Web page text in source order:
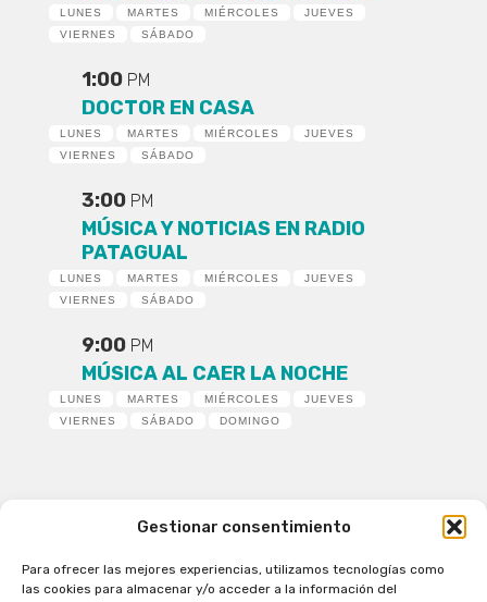
Gestionar consentimiento
Para ofrecer las mejores experiencias, utilizamos tecnologías como
las cookies para almacenar y/o acceder a la información del
LUNES MARTES MIÉRCOLES
JUEVES
VIERNES
SÁBADO
1:00 PM
DOCTOR EN CASA
LUNES MARTES MIÉRCOLES
JUEVES
VIERNES
SÁBADO
3:00 PM
MÚSICA Y NOTICIAS EN RADIO
PATAGUAL
LUNES MARTES MIÉRCOLES
JUEVES
VIERNES
SÁBADO
9:00 PM
MÚSICA AL CAER LA NOCHE
LUNES MARTES MIÉRCOLES
JUEVES
VIERNES
SÁBADO DOMINGO
Patagual Radio Digital 2026 - Todos los derechos
reservados